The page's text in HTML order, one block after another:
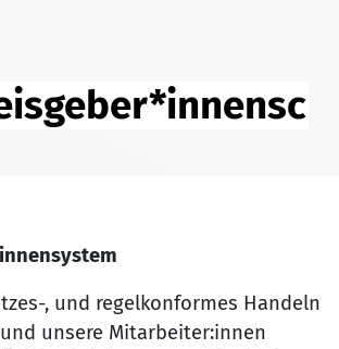
, und regelkonformes Handeln
unsere Mitarbeiter:innen